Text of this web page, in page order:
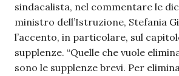
sindacalista, nel commentare le
ministro dell’Istruzione, Stefania
l’accento, in particolare, sul
supplenze. “Quelle che vuole
sono le supplenze brevi. Per